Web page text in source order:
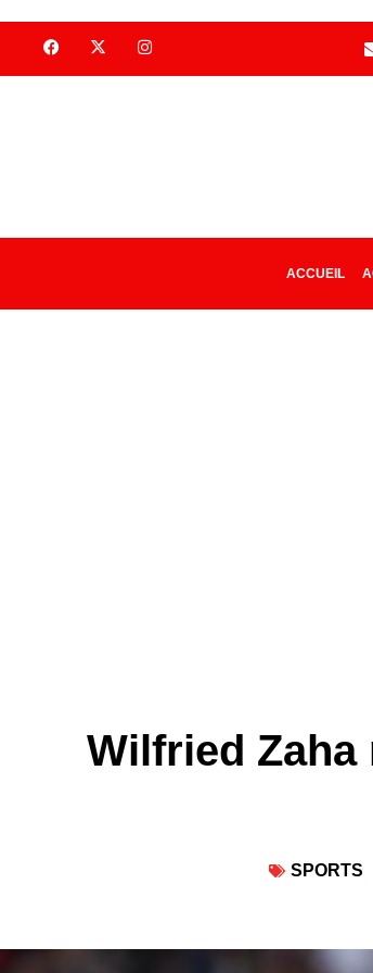
ACCUEIL
Wilfried
SPORTS